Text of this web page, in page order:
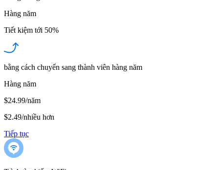
Hàng năm
Tiết kiệm tới 50%
bằng cách chuyển sang thành viên hàng năm
Hàng năm
$24.99/năm
$2.49/nhiều hơn
Tiếp tục